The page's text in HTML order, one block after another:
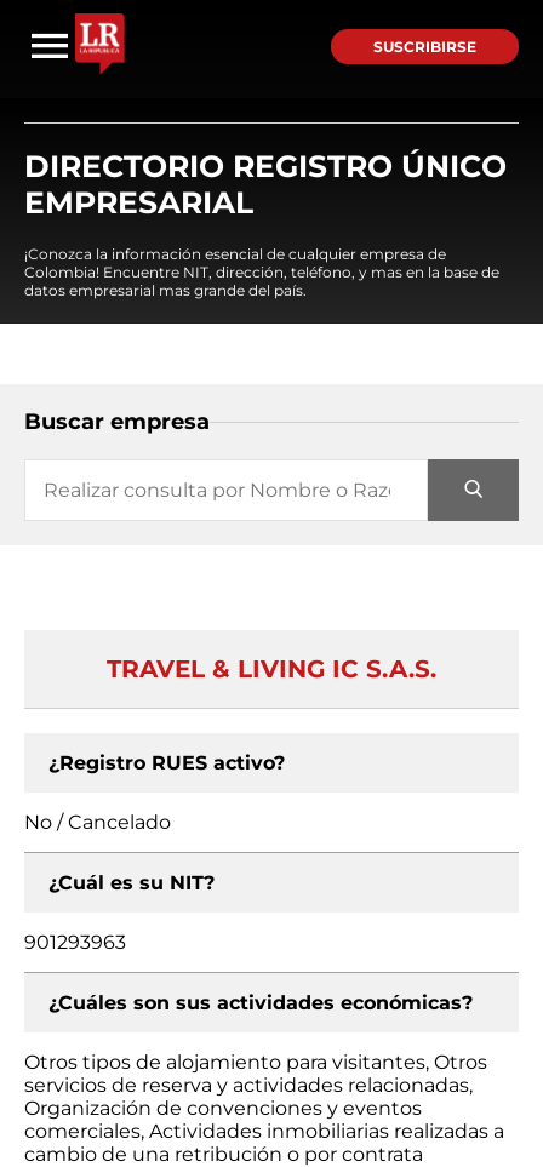
SUSCRIBIRSE
DIRECTORIO REGISTRO ÚNICO
EMPRESARIAL
¡Conozca la información esencial de cualquier empresa de
Colombia! Encuentre NIT, dirección, teléfono, y mas en la base de
datos empresarial mas grande del país.
Buscar empresa
TRAVEL & LIVING IC S.A.S.
¿Registro RUES activo?
No / Cancelado
¿Cuál es su NIT?
901293963
¿Cuáles son sus actividades económicas?
Otros tipos de alojamiento para visitantes, Otros
servicios de reserva y actividades relacionadas,
Organización de convenciones y eventos
comerciales, Actividades inmobiliarias realizadas a
cambio de una retribución o por contrata